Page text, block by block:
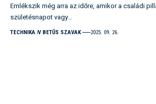
Emlékszik még arra az időre, amikor a családi
születésnapot vagy…
TECHNIKA V BETŰS SZAVAK 2025. 09. 26.